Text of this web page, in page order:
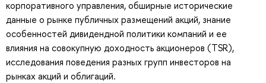
корпоративного управления, обширные исторические
данные о рынке публичных размещений акций, знание
особенностей дивидендной политики компаний и ее
влияния на совокупную доходность акционеров (TSR),
исследования поведения разных групп инвесторов на
рынках акций и облигаций.